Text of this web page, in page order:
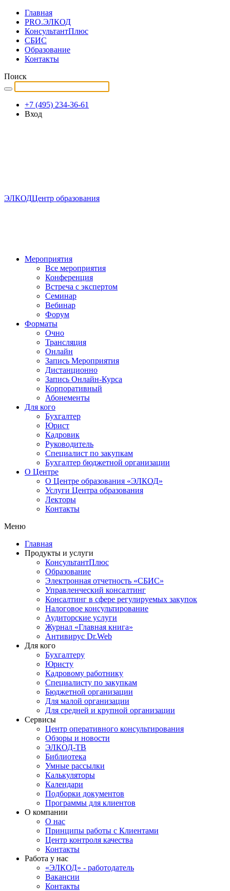
Главная
PRO.ЭЛКОД
КонсультантПлюс
СБИС
Образование
Контакты
Поиск
+7 (495) 234-36-61
Вход
ЭЛКОДЦентр образования
Мероприятия
Все мероприятия
Конференция
Встреча с экспертом
Семинар
Вебинар
Форум
Форматы
Очно
Трансляция
Онлайн
Запись Мероприятия
Дистанционно
Запись Онлайн-Курса
Корпоративный
Абонементы
Для кого
Бухгалтер
Юрист
Кадровик
Руководитель
Специалист по закупкам
Бухгалтер бюджетной организации
О Центре
О Центре образования «ЭЛКОД»
Услуги Центра образования
Лекторы
Контакты
Меню
Главная
Продукты и услуги
КонсультантПлюс
Образование
Электронная отчетность «СБИС»
Управленческий консалтинг
Консалтинг в сфере регулируемых закупок
Налоговое консультирование
Аудиторские услуги
Журнал «Главная книга»
Антивирус Dr.Web
Для кого
Бухгалтеру
Юристу
Кадровому работнику
Специалисту по закупкам
Бюджетной организации
Для малой организации
Для средней и крупной организации
Сервисы
Центр оперативного консультирования
Обзоры и новости
ЭЛКОД-ТВ
Библиотека
Умные рассылки
Калькуляторы
Календари
Подборки документов
Программы для клиентов
О компании
О нас
Принципы работы с Клиентами
Центр контроля качества
Контакты
Работа у нас
«ЭЛКОД» - работодатель
Вакансии
Контакты